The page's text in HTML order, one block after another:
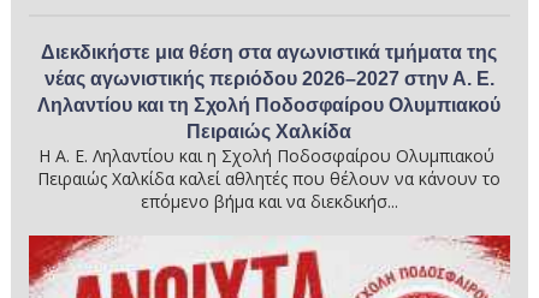
Διεκδικήστε μια θέση στα αγωνιστικά τμήματα της
νέας αγωνιστικής περιόδου 2026–2027 στην Α. Ε.
Ληλαντίου και τη Σχολή Ποδοσφαίρου Ολυμπιακού
Πειραιώς Χαλκίδα
Η Α. Ε. Ληλαντίου και η Σχολή Ποδοσφαίρου Ολυμπιακού
Πειραιώς Χαλκίδα καλεί αθλητές που θέλουν να κάνουν το
επόμενο βήμα και να διεκδικήσ...